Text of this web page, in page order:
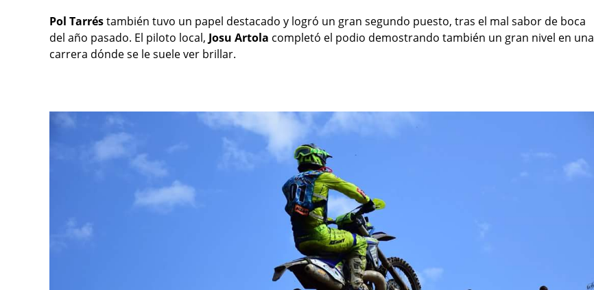
Pol Tarréstambién tuvo un papel destacado y logró un gran segundo puesto, tras el mal sabor de boca
del año pasado. El piloto local, Josu Artola completó el podio demostrando también un gran nivel en una
carrera dónde se le suele ver brillar.